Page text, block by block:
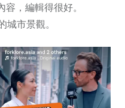
容，編輯得很好。
城市景觀。